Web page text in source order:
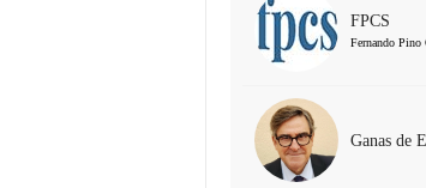
FPCS
Fernando Pino
Ganas de